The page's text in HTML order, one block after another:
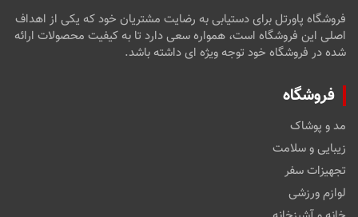
فروشگاه پاورتل برای دستیابی به رضایت مشتریان خود که یکی از اهداف
اصلی این فروشگاه است، همواره سعی دارد تا به کیفیت محصولات ارائه
شده در فروشگاه خود توجه ویژه ای داشته باشد.
فروشگاه
مد و پوشاک
زیبایی و سلامت
تجهیزات سفر
لوازم ورزشی